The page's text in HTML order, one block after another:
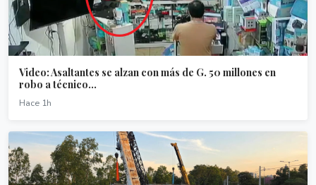
Video: Asaltantes se alzan con más de G. 50 millones en
robo a técnico...
Hace 1h